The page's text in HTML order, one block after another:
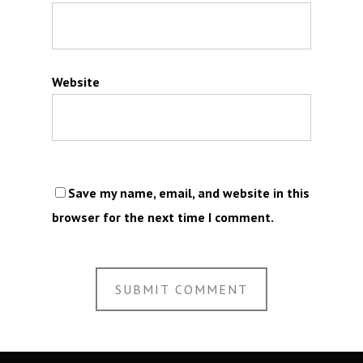
Website
Save my name, email, and website in this
browser for the next time I comment.